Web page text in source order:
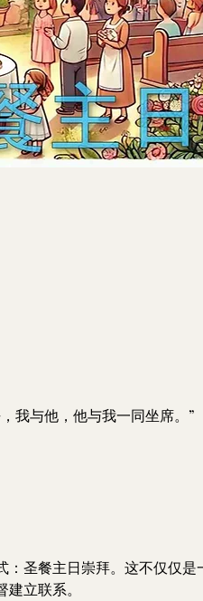
我与他，他与我一同坐席。”
圣餐主日崇拜。这不仅仅是
立联系。